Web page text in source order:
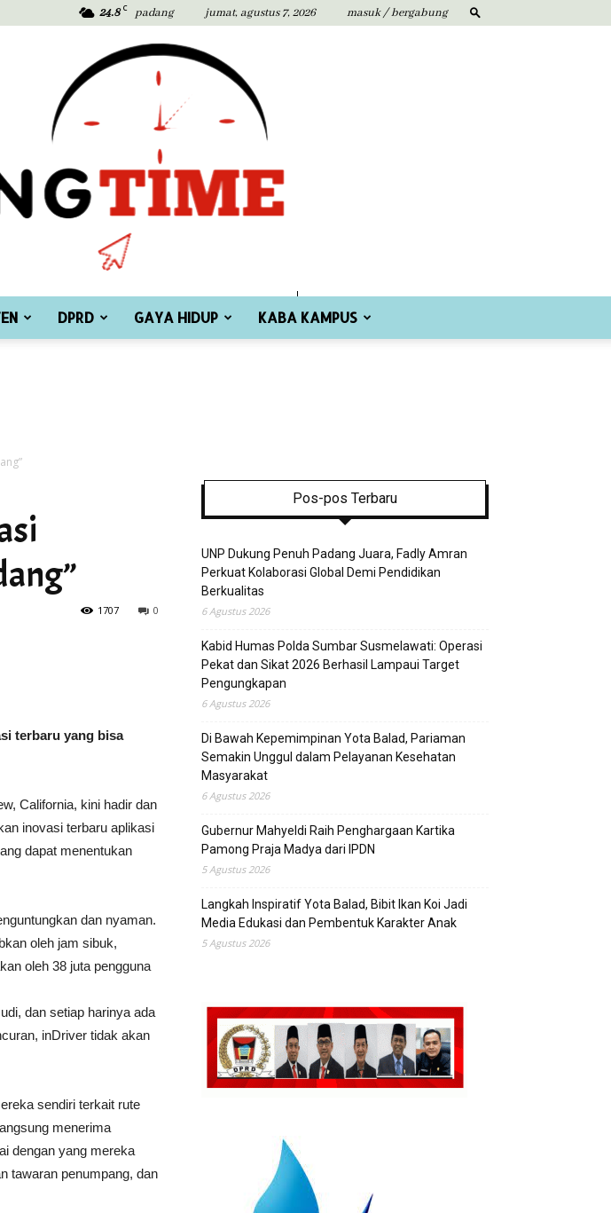
24.8 C padang jumat, agustus 7, 2026 masuk / bergabung
Time
DPRD GAYA HIDUP KABA KAMPUS
0
1707
terbaru yang bisa
California, kini hadir dan
inovasi terbaru aplikasi
dapat menentukan
dan nyaman.
oleh jam sibuk,
oleh 38 juta pengguna
dan setiap harinya ada
inDriver tidak akan
sendiri terkait rute
menerima
dengan yang mereka
tawaran penumpang, dan
Pos-pos Terbaru
UNP Dukung Penuh Padang Juara, Fadly Amran
Perkuat Kolaborasi Global Demi Pendidikan
Berkualitas
6 Agustus 2026
Kabid Humas Polda Sumbar Susmelawati: Operasi
Pekat dan Sikat 2026 Berhasil Lampaui Target
Pengungkapan
6 Agustus 2026
Di Bawah Kepemimpinan Yota Balad, Pariaman
Semakin Unggul dalam Pelayanan Kesehatan
Masyarakat
6 Agustus 2026
Gubernur Mahyeldi Raih Penghargaan Kartika
Pamong Praja Madya dari IPDN
5 Agustus 2026
Langkah Inspiratif Yota Balad, Bibit Ikan Koi Jadi
Media Edukasi dan Pembentuk Karakter Anak
5 Agustus 2026